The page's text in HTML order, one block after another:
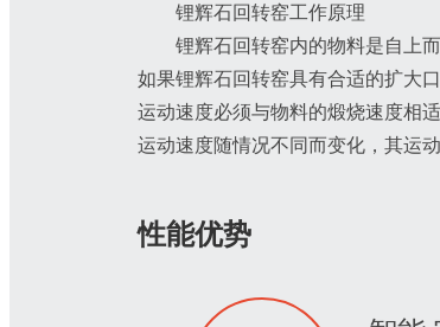
锂辉石回转窑工作原理
锂辉石回转窑内的物料是自上
如果锂辉石回转窑具有合适的扩大
运动速度必须与物料的煅烧速度相
运动速度随情况不同而变化，其运
性能优势